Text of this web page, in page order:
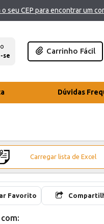
o seu CEP para encontrar um
se
Carrinho Fácil
Dúvidas
Carregar lista de Excel
Favorito